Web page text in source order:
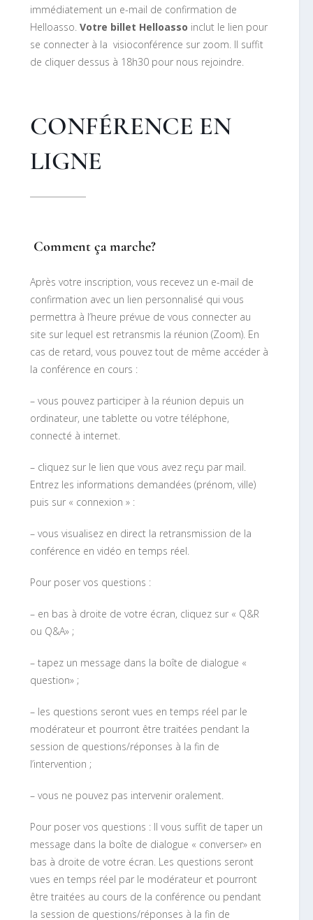
immédiatement un e-mail de confirmation de
Helloasso. Votre billet Helloasso inclut le lien pour
se connecter à la visioconférence sur zoom. Il suffit
de cliquer dessus à 18h30 pour nous rejoindre.
CONFÉRENCE EN
LIGNE
Comment ça marche?
Après votre inscription, vous recevez un e-mail de
confirmation avec un lien personnalisé qui vous
permettra à l’heure prévue de vous connecter au
site sur lequel est retransmis la réunion (Zoom). En
cas de retard, vous pouvez tout de même accéder à
la conférence en cours :
– vous pouvez participer à la réunion depuis un
ordinateur, une tablette ou votre téléphone,
connecté à internet.
– cliquez sur le lien que vous avez reçu par mail.
Entrez les informations demandées (prénom, ville)
puis sur « connexion » :
– vous visualisez en direct la retransmission de la
conférence en vidéo en temps réel.
Pour poser vos questions :
– en bas à droite de votre écran, cliquez sur « Q&R
ou Q&A» ;
– tapez un message dans la boîte de dialogue «
question» ;
– les questions seront vues en temps réel par le
modérateur et pourront être traitées pendant la
session de questions/réponses à la fin de
l’intervention ;
– vous ne pouvez pas intervenir oralement.
Pour poser vos questions : Il vous suffit de taper un
message dans la boîte de dialogue « converser» en
bas à droite de votre écran. Les questions seront
vues en temps réel par le modérateur et pourront
être traitées au cours de la conférence ou pendant
la session de questions/réponses à la fin de